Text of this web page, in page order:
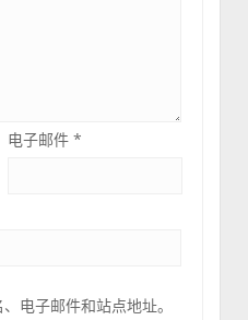
电子邮件*
电子邮件和站点地址。